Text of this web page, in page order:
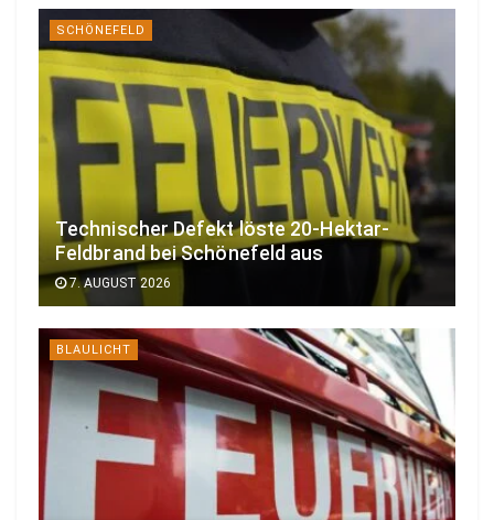
SCHÖNEFELD
Technischer Defekt löste 20-Hektar-
Feldbrand bei Schönefeld aus
7. AUGUST 2026
BLAULICHT